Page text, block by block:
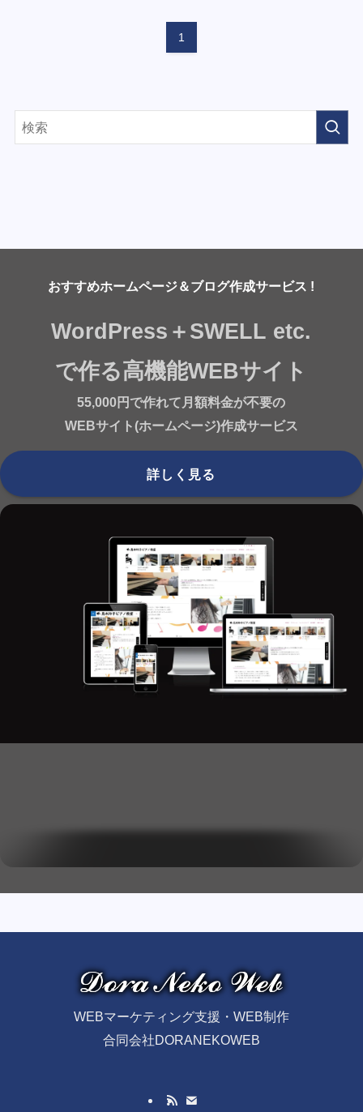
1
おすすめホームページ＆ブログ作成サービス !
WordPress＋SWELL etc.
で作る高機能WEBサイト
55,000円で作れて月額料金が不要の
WEBサイト(ホームページ)作成サービス
詳しく見る
WEBマーケティング支援・WEB制作
合同会社DORANEKOWEB